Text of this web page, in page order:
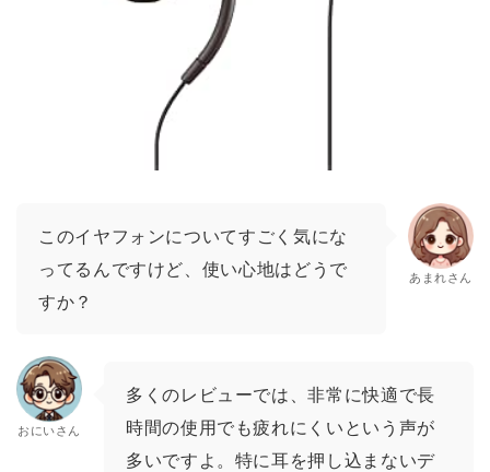
このイヤフォンについてすごく気にな
ってるんですけど、使い心地はどうで
すか？
あまれさん
おにいさん
多くのレビューでは、非常に快適で長
時間の使用でも疲れにくいという声が
多いですよ。特に耳を押し込まないデ